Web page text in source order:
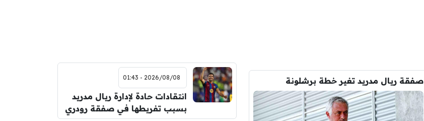
صفقة ريال مدريد تغير خطة برشلونة 2026/08/08 - 01:43
انتقادات حادة لإدارة ريال مدريد
بسبب تفريطها في صفقة رودري